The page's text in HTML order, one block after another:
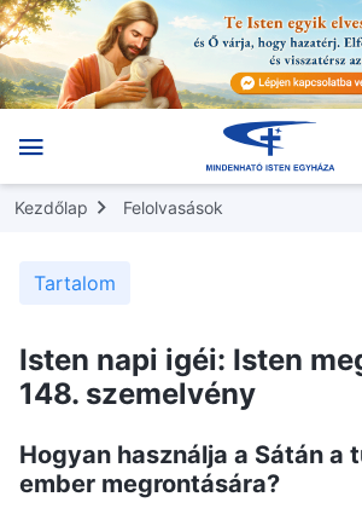
Kezdőlap Felolvasások
Tartalom
Isten napi igéi: Isten
148. szemelvény
Hogyan használja a Sátán a
ember megrontására?